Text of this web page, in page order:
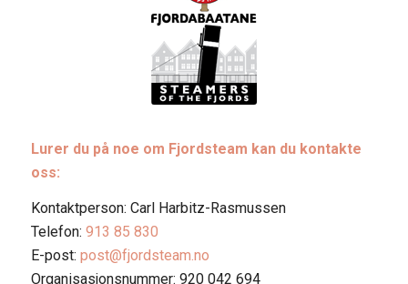
Lurer du på noe om Fjordsteam kan du kontakte
oss:
Kontaktperson: Carl Harbitz-Rasmussen
Telefon: 913 85 830
E-post: post@fjordsteam.no
Organisasjonsnummer: 920 042 694